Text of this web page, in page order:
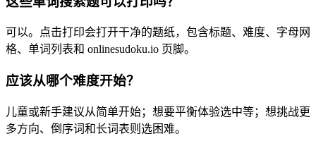
可以。点击打印会打开干净的题纸，包含标题、难度、字母网
格、单词列表和 onlinesudoku.io 页脚。
应该从哪个难度开始？
儿童或新手建议从简单开始；想要平衡体验选中等；想挑战更
多方向、倒序词和长词表则选困难。